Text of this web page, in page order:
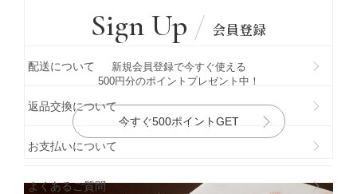
配送について
返品交換について
お支払いについて
よくあるご質問
Sign Up 会員登録
新規会員登録で今すぐ使える
500円分のポイントプレゼント中！
今すぐ500ポイントGET